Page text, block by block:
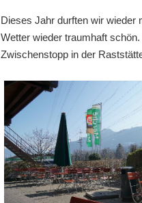
Dieses Jahr durften wir wieder
Wetter wieder traumhaft
Zwischenstopp in der